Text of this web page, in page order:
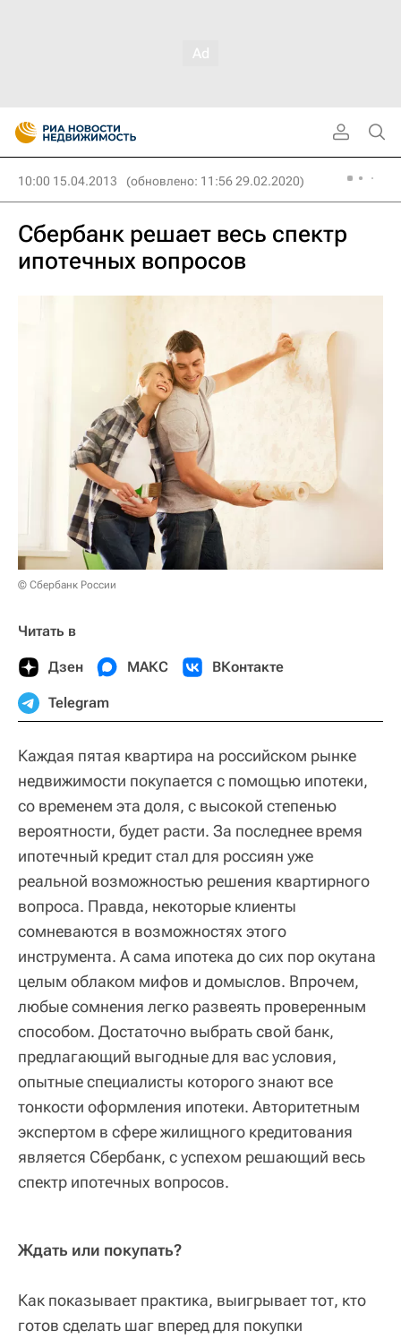
10:00 15.04.2013 (обновлено: 11:56 29.02.2020)
Сбербанк решает весь спектр
ипотечных вопросов
© Сбербанк России
Читать в
Дзен МАКС ВКонтакте
Telegram
Каждая пятая квартира на российском рынке
недвижимости покупается с помощью ипотеки,
со временем эта доля, с высокой степенью
вероятности, будет расти. За последнее время
ипотечный кредит стал для россиян уже
реальной возможностью решения квартирного
вопроса. Правда, некоторые клиенты
сомневаются в возможностях этого
инструмента. А сама ипотека до сих пор окутана
целым облаком мифов и домыслов. Впрочем,
любые сомнения легко развеять проверенным
способом. Достаточно выбрать свой банк,
предлагающий выгодные для вас условия,
опытные специалисты которого знают все
тонкости оформления ипотеки. Авторитетным
экспертом в сфере жилищного кредитования
является Сбербанк, с успехом решающий весь
спектр ипотечных вопросов.
Ждать или покупать?
Как показывает практика, выигрывает тот, кто
готов сделать шаг вперед для покупки